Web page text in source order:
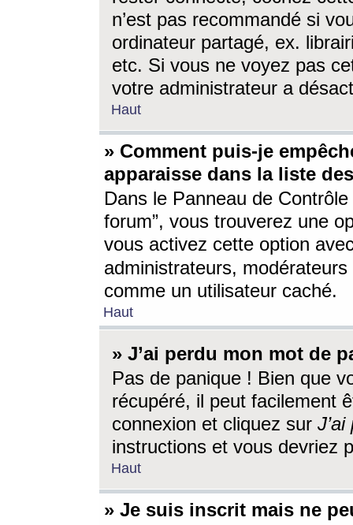
n’est pas recommandé si
ordinateur partagé, ex.
etc. Si vous ne voyez pas
votre administrateur a
Haut
» Comment puis-je
apparaisse dans la liste
Dans le Panneau de
forum”, vous trouverez une
vous activez cette option
administrateurs,
comme un utilisateur caché.
Haut
» J’ai perdu mon mot de
Pas de panique ! Bien que
récupéré, il peut facilement
connexion et cliquez sur
instructions et vous devriez
Haut
» Je suis inscrit mais ne